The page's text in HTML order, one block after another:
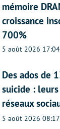
mémoire
croissance
700%
5 août 2026 17:04
Des ados de
suicide :
réseaux
5 août 2026 08:17